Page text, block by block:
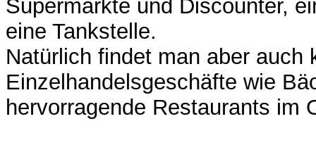
Supermärkte und Discounter,
eine Tankstelle.
Natürlich findet man aber auch
Einzelhandelsgeschäfte wie
hervorragende Restaurants im